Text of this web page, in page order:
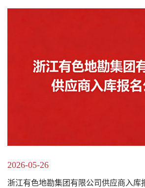
2026-05-26
浙江有色地勘集团有限公司供应商入库